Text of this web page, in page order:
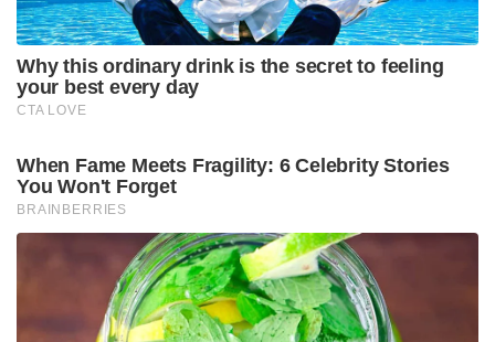
അന്വേഷണത്തിന് പിന്നാലെയാണ് പോലീസ് ഇത്തരം
ഒരു തീരുമാനത്തിൽ എത്തിയത്.
Tags: DJ Party Operation Toofan: The Narco Hunt